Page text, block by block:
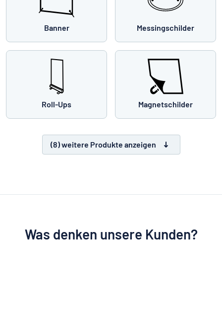
Banner Messingschilder
Roll-Ups Magnetschilder
(8) weitere Produkte anzeigen
Was denken unsere Kunden?